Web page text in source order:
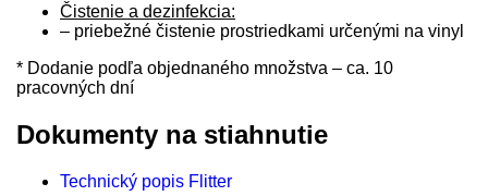
Čistenie a dezinfekcia:
– priebežné čistenie prostriedkami určenými na vinyl
* Dodanie podľa objednaného množstva – ca. 10
pracovných dní
Dokumenty na stiahnutie
Technický popis Flitter